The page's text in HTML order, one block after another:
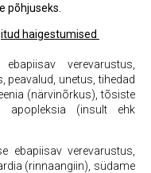
põhjuseks.
haigestumised
verevarustus,
peavalud, unetus, tihedad
(närvinõrkus), tõsiste
apopleksia (insult ehk
ebapiisav verevarustus,
(rinnaangiin), südame